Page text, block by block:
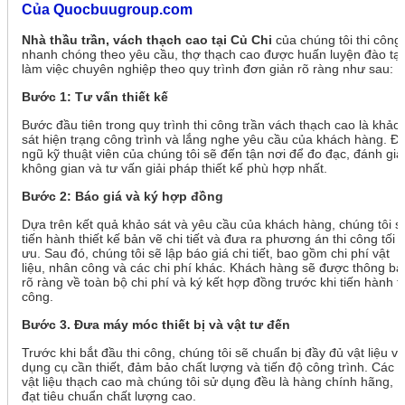
Của Quocbuugroup.com
Nhà thầu trần, vách thạch cao tại Củ Chi của chúng tôi thi công
nhanh chóng theo yêu cầu, thợ thạch cao được huấn luyện đào
làm việc chuyên nghiệp theo quy trình đơn giản rõ ràng như sau:
Bước 1: Tư vấn thiết kế
Bước đầu tiên trong quy trình thi công trần vách thạch cao là khảo
sát hiện trạng công trình và lắng nghe yêu cầu của khách hàng.
ngũ kỹ thuật viên của chúng tôi sẽ đến tận nơi để đo đạc, đánh giá
không gian và tư vấn giải pháp thiết kế phù hợp nhất.
Bước 2: Báo giá và ký hợp đồng
Dựa trên kết quả khảo sát và yêu cầu của khách hàng, chúng tôi
tiến hành thiết kế bản vẽ chi tiết và đưa ra phương án thi công tối
ưu. Sau đó, chúng tôi sẽ lập báo giá chi tiết, bao gồm chi phí vật
liệu, nhân công và các chi phí khác. Khách hàng sẽ được thông
rõ ràng về toàn bộ chi phí và ký kết hợp đồng trước khi tiến hành
công.
Bước 3. Đưa máy móc thiết bị và vật tư đến
Trước khi bắt đầu thi công, chúng tôi sẽ chuẩn bị đầy đủ vật liệu và
dụng cụ cần thiết, đảm bảo chất lượng và tiến độ công trình. Các
vật liệu thạch cao mà chúng tôi sử dụng đều là hàng chính hãng,
đạt tiêu chuẩn chất lượng cao.